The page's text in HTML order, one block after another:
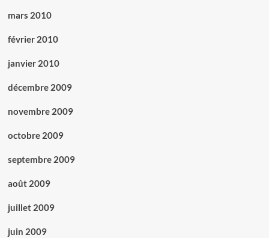
mars 2010
février 2010
janvier 2010
décembre 2009
novembre 2009
octobre 2009
septembre 2009
août 2009
juillet 2009
juin 2009